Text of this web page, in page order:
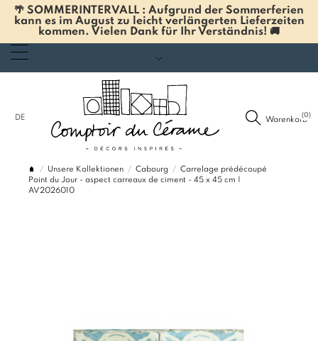
🌴 SOMMERINTERVALL : Aufgrund der Sommerferien
kann es im August zu leicht verlängerten Lieferzeiten
kommen. Vielen Dank für Ihr Verständnis! 🚚
DE Warenkorb
(0)
Unsere Kollektionen Cabourg
Carrelage prédécoupé
Point du Jour - aspect carreaux de ciment - 45 x 45 cm |
AV2026010